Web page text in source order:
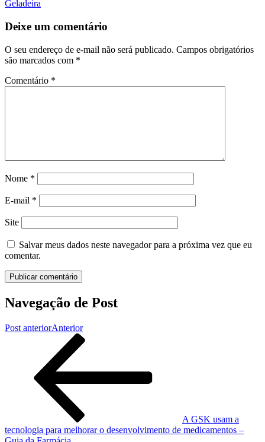
Geladeira
Deixe um comentário
O seu endereço de e-mail não será publicado. Campos obrigatórios
são marcados com *
Comentário *
Nome *
E-mail *
Site
Salvar meus dados neste navegador para a próxima vez que eu
comentar.
Navegação de Post
Post anteriorAnterior
A GSK usam a
tecnologia para melhorar o desenvolvimento de medicamentos –